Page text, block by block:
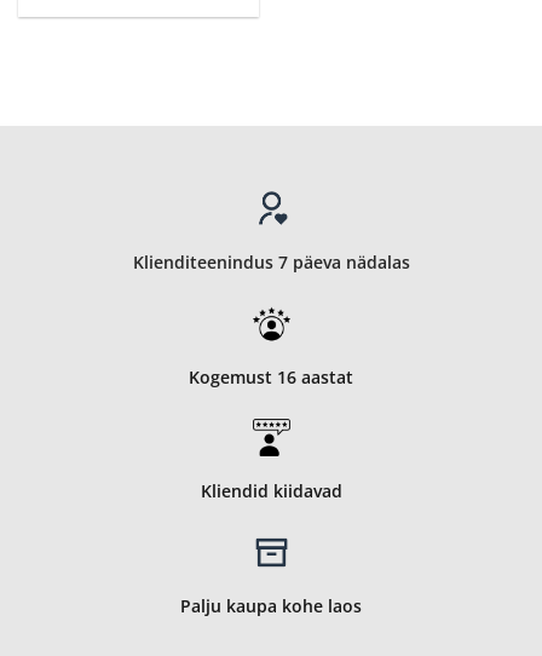
Klienditeenindus 7 päeva nädalas
Kogemust 16 aastat
Kliendid kiidavad
Palju kaupa kohe laos